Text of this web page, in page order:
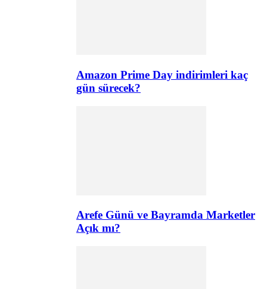
Amazon Prime Day indirimleri kaç
gün sürecek?
Arefe Günü ve Bayramda Marketler
Açık mı?